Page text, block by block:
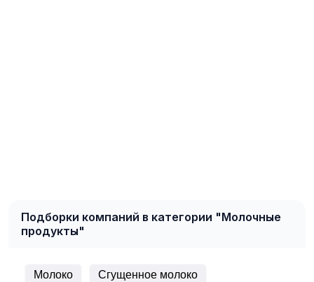
Подборки компаний в категории "Молочные
продукты"
Молоко Сгущенное молоко